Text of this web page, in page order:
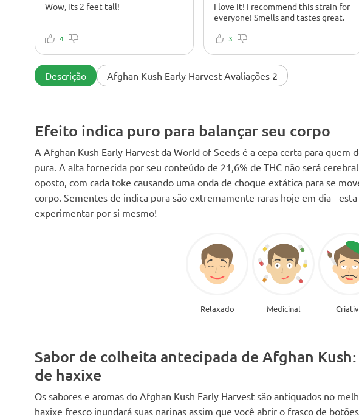
Wow, its 2 feet tall!
4
I love it! I recommend this strain for
everyone! Smells and tastes great.
3
Descrição Afghan Kush Early Harvest Avaliações 2
Efeito indica puro para balançar seu corpo
A Afghan Kush Early Harvest da World of Seeds é a cepa certa para quem
pura. A alta fornecida por seu conteúdo de 21,6% de THC não será
oposto, com cada toke causando uma onda de choque extática para se
corpo. Sementes de indica pura são extremamente raras hoje em dia -
experimentar por si mesmo!
Relaxado Medicinal
Sabor de colheita antecipada de Afghan
de haxixe
Os sabores e aromas do Afghan Kush Early Harvest são antiquados no
haxixe fresco inundará suas narinas assim que você abrir o frasco de